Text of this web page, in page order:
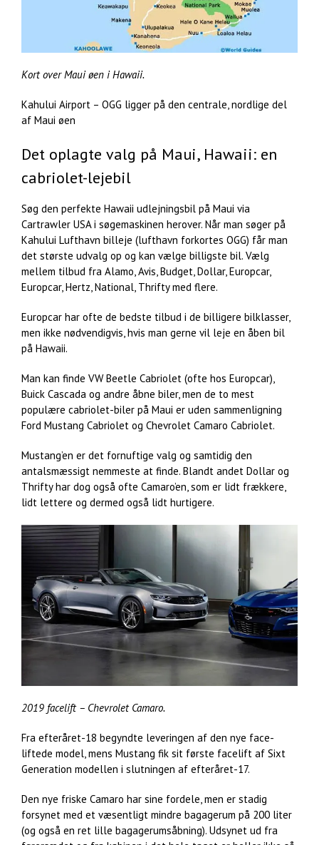
Kort over Maui øen i Hawaii.
Kahului Airport – OGG ligger på den centrale, nordlige del
af Maui øen
Det oplagte valg på Maui, Hawaii: en
cabriolet-lejebil
Søg den perfekte Hawaii udlejningsbil på Maui via
Cartrawler USA i søgemaskinen herover. Når man søger på
Kahului Lufthavn billeje (lufthavn forkortes OGG) får man
det største udvalg op og kan vælge billigste bil. Vælg
mellem tilbud fra Alamo, Avis, Budget, Dollar, Europcar,
Europcar, Hertz, National, Thrifty med flere.
Europcar har ofte de bedste tilbud i de billigere bilklasser,
men ikke nødvendigvis, hvis man gerne vil leje en åben bil
på Hawaii.
Man kan finde VW Beetle Cabriolet (ofte hos Europcar),
Buick Cascada og andre åbne biler, men de to mest
populære cabriolet-biler på Maui er uden sammenligning
Ford Mustang Cabriolet og Chevrolet Camaro Cabriolet.
Mustang’en er det fornuftige valg og samtidig den
antalsmæssigt nemmeste at finde. Blandt andet Dollar og
Thrifty har dog også ofte Camaro’en, som er lidt frækkere,
lidt lettere og dermed også lidt hurtigere.
2019 facelift – Chevrolet Camaro.
Fra efteråret-18 begyndte leveringen af den nye face-
liftede model, mens Mustang fik sit første facelift af Sixt
Generation modellen i slutningen af efteråret-17.
Den nye friske Camaro har sine fordele, men er stadig
forsynet med et væsentligt mindre bagagerum på 200 liter
(og også en ret lille bagagerumsåbning). Udsynet ud fra